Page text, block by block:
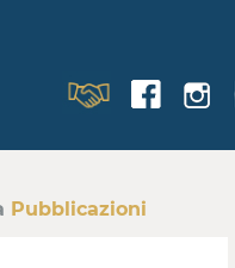
Pubblicazioni